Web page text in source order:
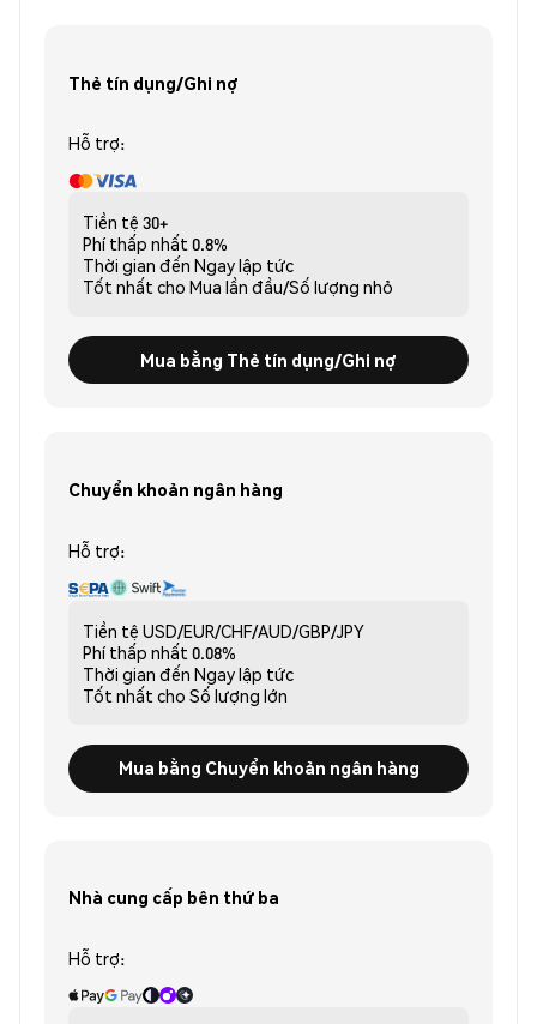
Thẻ tín dụng/Ghi nợ
Hỗ trợ:
Tiền tệ 30+
Phí thấp nhất 0.8%
Thời gian đến Ngay lập tức
Tốt nhất cho Mua lần đầu/Số lượng nhỏ
Mua bằng Thẻ tín dụng/Ghi nợ
Chuyển khoản ngân hàng
Hỗ trợ:
Tiền tệ USD/EUR/CHF/AUD/GBP/JPY
Phí thấp nhất 0.08%
Thời gian đến Ngay lập tức
Tốt nhất cho Số lượng lớn
Mua bằng Chuyển khoản ngân hàng
Nhà cung cấp bên thứ ba
Hỗ trợ: